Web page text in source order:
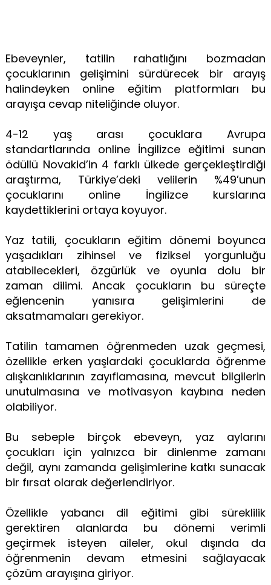
Ebeveynler, tatilin rahatlığını bozmadan
çocuklarının gelişimini sürdürecek bir arayış
halindeyken online eğitim platformları bu
arayışa cevap niteliğinde oluyor.
4-12 yaş arası çocuklara Avrupa
standartlarında online İngilizce eğitimi sunan
ödüllü Novakid’in 4 farklı ülkede gerçekleştirdiği
araştırma, Türkiye’deki velilerin %49’unun
çocuklarını online İngilizce kurslarına
kaydettiklerini ortaya koyuyor.
Yaz tatili, çocukların eğitim dönemi boyunca
yaşadıkları zihinsel ve fiziksel yorgunluğu
atabilecekleri, özgürlük ve oyunla dolu bir
zaman dilimi. Ancak çocukların bu süreçte
eğlencenin yanısıra gelişimlerini de
aksatmamaları gerekiyor.
Tatilin tamamen öğrenmeden uzak geçmesi,
özellikle erken yaşlardaki çocuklarda öğrenme
alışkanlıklarının zayıflamasına, mevcut bilgilerin
unutulmasına ve motivasyon kaybına neden
olabiliyor.
Bu sebeple birçok ebeveyn, yaz aylarını
çocukları için yalnızca bir dinlenme zamanı
değil, aynı zamanda gelişimlerine katkı sunacak
bir fırsat olarak değerlendiriyor.
Özellikle yabancı dil eğitimi gibi süreklilik
gerektiren alanlarda bu dönemi verimli
geçirmek isteyen aileler, okul dışında da
öğrenmenin devam etmesini sağlayacak
çözüm arayışına giriyor.